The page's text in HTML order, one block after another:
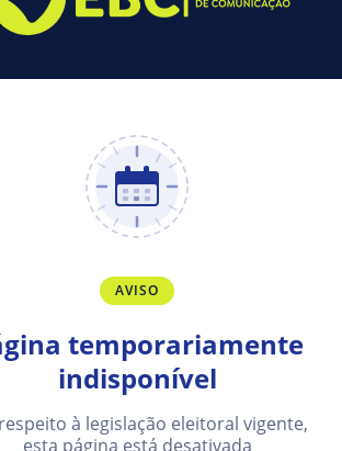
AVISO
temporariamente
indisponível
à legislação eleitoral vigente,
esta página está desativada